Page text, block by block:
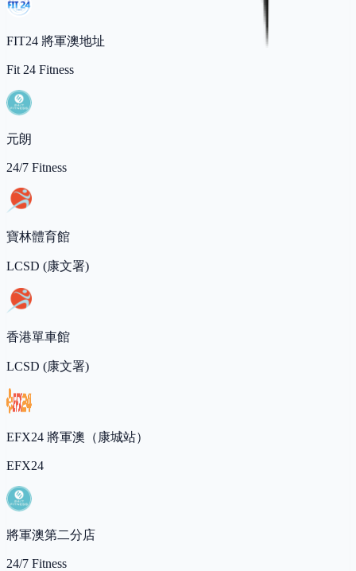
FIT24 將軍澳地址
Fit 24 Fitness
元朗
24/7 Fitness
寶林體育館
LCSD (康文署)
香港單車館
LCSD (康文署)
EFX24 將軍澳（康城站）
EFX24
將軍澳第二分店
24/7 Fitness